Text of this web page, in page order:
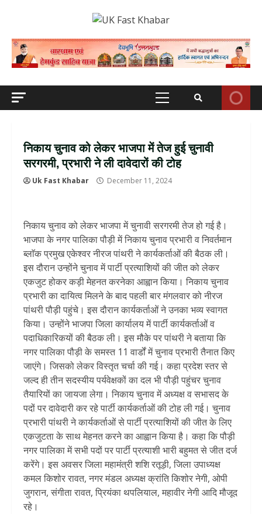
Primary
निकाय चुनाव को लेकर भाजपा में तेज हुई चुनावी
सरगरमी, प्रभारी ने ली दावेदारों की टोह
Uk Fast Khabar December 11, 2024
निकाय चुनाव को लेकर भाजपा में चुनावी सरगरमी तेज हो गई है।
भाजपा के नगर पालिका पौड़ी में निकाय चुनाव प्रभारी व निवर्तमान
ब्लाॅक प्रमुख एकेश्वर नीरज पांथरी ने कार्यकर्ताओं की बैठक ली।
इस दौरान उन्होंने चुनाव में पार्टी प्रत्याशियों की जीत को लेकर
एकजुट होकर कड़ी मेहनत करनेका आह्वान किया। निकाय चुनाव
प्रभारी का दायित्व मिलने के बाद पहली बार मंगलवार को नीरज
पांथरी पौड़ी पहुंचे। इस दौरान कार्यकर्ताओं ने उनका भव्य स्वागत
किया। उन्होंने भाजपा जिला कार्यालय में पार्टी कार्यकर्ताओं व
पदाधिकारिकयों की बैठक ली। इस मौके पर पांथरी ने बताया कि
नगर पालिका पौड़ी के समस्त 11 वार्डों में चुनाव प्रभारी तैनात किए
जाएंगे। जिसको लेकर विस्तृत चर्चा की गई। कहा प्रदेश स्तर से
जल्द ही तीन सदस्यीय पर्यवेक्षकों का दल भी पौड़ी पहुंचर चुनाव
तैयारियों का जायजा लेगा। निकाय चुनाव में अध्यक्ष व सभासद के
पदों पर दावेदारी कर रहे पार्टी कार्यकर्ताओं की टोह ली गई। चुनाव
प्रभारी पांथरी ने कार्यकर्ताओं से पार्टी प्रत्याशियों की जीत के लिए
एकजुटता के साथ मेहनत करने का आह्वान किया है। कहा कि पौड़ी
नगर पालिका में सभी पदों पर पार्टी प्रत्याशी भारी बहुमत से जीत दर्ज
करेंगे। इस अवसर जिला महामंत्री शशि रतूड़ी, जिला उपाध्यक्ष
कमल किशोर रावत, नगर मंडल अध्यक्ष क्रांति किशोर नेगी, ओपी
जुगरान, संगीता रावत, प्रियंका थपलियाल, महावीर नेगी आदि मौजूद
रहे।